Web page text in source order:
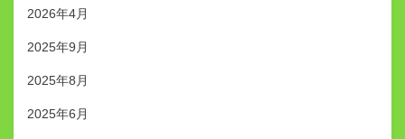
2026年4月
2025年9月
2025年8月
2025年6月